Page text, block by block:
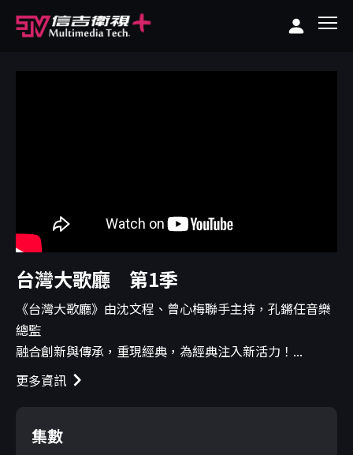
台灣大歌廳 第1季
《台灣大歌廳》由沈文程、曾心梅聯手主持，孔鏘任音樂
總監
融合創新與傳承，重現經典，為經典注入新活力！...
更多資訊
集數